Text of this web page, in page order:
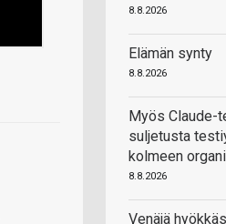
8.8.2026
Elämän synty
8.8.2026
Myös Claude-
suljetusta
kolmeen
8.8.2026
Venäjä